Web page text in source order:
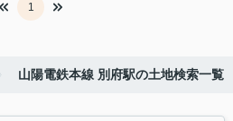
1
山陽電鉄本線 別府駅の土地検索一覧